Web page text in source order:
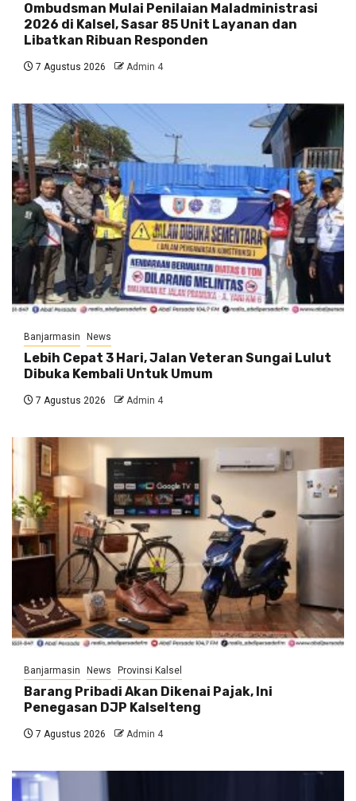
Ombudsman Mulai Penilaian Maladministrasi
2026 di Kalsel, Sasar 85 Unit Layanan dan
Libatkan Ribuan Responden
7 Agustus 2026 Admin 4
Banjarmasin News
Lebih Cepat 3 Hari, Jalan Veteran Sungai Lulut
Dibuka Kembali Untuk Umum
7 Agustus 2026 Admin 4
Banjarmasin News Provinsi Kalsel
Barang Pribadi Akan Dikenai Pajak, Ini
Penegasan DJP Kalselteng
7 Agustus 2026 Admin 4